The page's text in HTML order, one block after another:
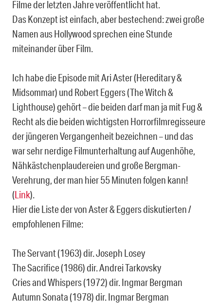
Filme der letzten Jahre veröffentlicht hat.
Das Konzept ist einfach, aber bestechend: zwei große
Namen aus Hollywood sprechen eine Stunde
miteinander über Film.
Ich habe die Episode mit Ari Aster (Hereditary &
Midsommar) und Robert Eggers (The Witch &
Lighthouse) gehört – die beiden darf man ja mit Fug &
Recht als die beiden wichtigsten Horrorfilmregisseure
der jüngeren Vergangenheit bezeichnen – und das
war sehr nerdige Filmunterhaltung auf Augenhöhe,
Nähkästchenplaudereien und große Bergman-
Verehrung, der man hier 55 Minuten folgen kann!
(Link).
Hier die Liste der von Aster & Eggers diskutierten /
empfohlenen Filme:
The Servant (1963) dir. Joseph Losey
The Sacrifice (1986) dir. Andrei Tarkovsky
Cries and Whispers (1972) dir. Ingmar Bergman
Autumn Sonata (1978) dir. Ingmar Bergman